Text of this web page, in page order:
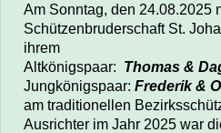
Am Sonntag, den 24.08.2025
Schützenbruderschaft St.
ihrem
Altkönigspaar: Thomas &
Jungkönigspaar: Frederik &
am traditionellen
Ausrichter im Jahr 2025 war